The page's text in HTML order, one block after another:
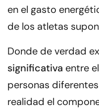
en el gasto
de los atletas
Donde de verdad
significativa entre
personas
realidad el